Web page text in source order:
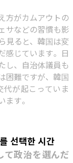
方がカムアウトの
サなどの習慣も影
見ると、韓国は変
感じています。日
し、自治体議員も
困難ですが、韓国
が起こっていま
す。
선택한 시간
政治を選んだ